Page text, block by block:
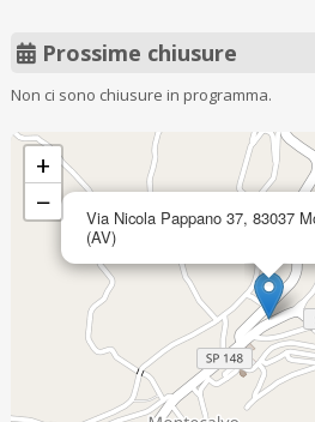
Prossime chiusure
Non ci sono chiusure in programma.
Via Nicola Pappano 37, 83037
(AV)
+
−